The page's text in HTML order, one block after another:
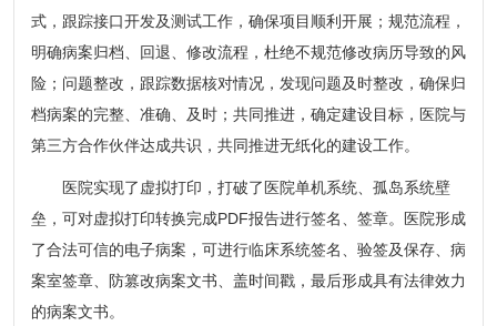
式，跟踪接口开发及测试工作，确保项目顺利开展；规范流程，
明确病案归档、回退、修改流程，杜绝不规范修改病历导致的风
险；问题整改，跟踪数据核对情况，发现问题及时整改，确保归
档病案的完整、准确、及时；共同推进，确定建设目标，医院与
第三方合作伙伴达成共识，共同推进无纸化的建设工作。
医院实现了虚拟打印，打破了医院单机系统、孤岛系统壁
垒，可对虚拟打印转换完成PDF报告进行签名、签章。医院形成
了合法可信的电子病案，可进行临床系统签名、验签及保存、病
案室签章、防篡改病案文书、盖时间戳，最后形成具有法律效力
的病案文书。